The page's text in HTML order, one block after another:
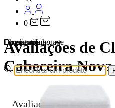
0
Localizations
Choose a language
Encontrar
O seu carrinho
Avaliações de
Cabeceira Nova
Avaliações de Clientes